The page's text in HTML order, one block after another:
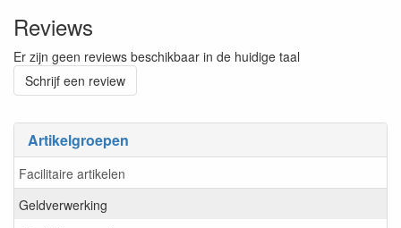
Artikelgroepen
Facilitaire artikelen
Geldverwerking
Reviews
Er zijn geen reviews beschikbaar in de huidige taal
Schrijf een review